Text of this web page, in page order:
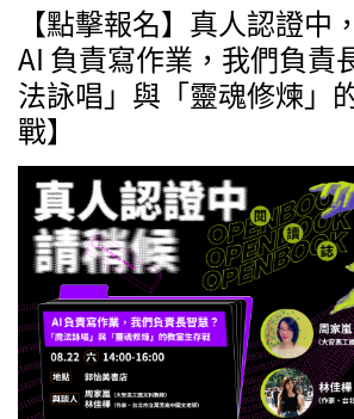
【點擊報名】真人認證中
AI 負責寫作業，我們負責
法詠唱」與「靈魂修煉」
戰】